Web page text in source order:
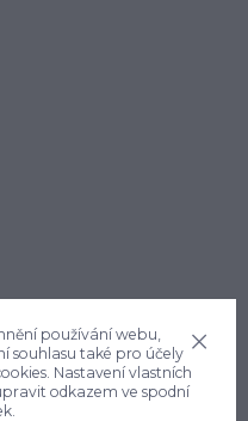
používání webu,
souhlasu také pro účely
Nastavení vlastních
odkazem ve spodní